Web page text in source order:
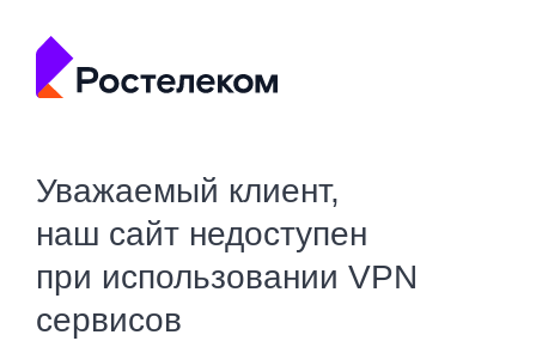
Уважаемый клиент,
наш сайт недоступен
при использовании VPN
сервисов